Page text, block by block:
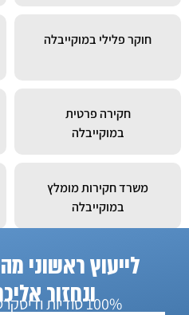
חוקר פלילי במוקייבלה
חקירה פרטית
במוקייבלה
משרד חקירות מומלץ
במוקייבלה
חוקר פרטי במוקייבלה
לייעוץ ראשוני
ונחזור100% סודיות ודיסקרטיות - בהתחייבות!